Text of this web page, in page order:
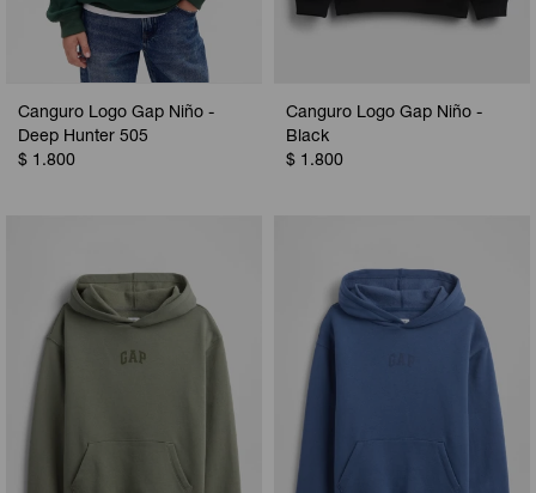
Canguro Logo Gap Niño -
Deep Hunter 505
$ 1.800
Canguro Logo Gap Niño -
Black
$ 1.800